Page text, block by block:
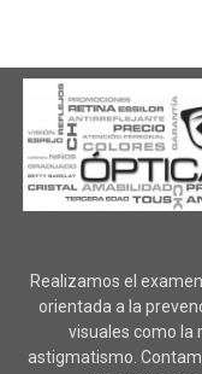
Realizamos el
orientada a la
visuales como la
astigmatismo.